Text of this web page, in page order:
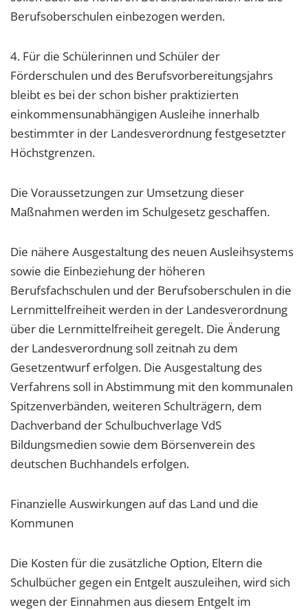
Berufsoberschulen einbezogen werden.
4. Für die Schülerinnen und Schüler der
Förderschulen und des Berufsvorbereitungsjahrs
bleibt es bei der schon bisher praktizierten
einkommensunabhängigen Ausleihe innerhalb
bestimmter in der Landesverordnung festgesetzter
Höchstgrenzen.
Die Voraussetzungen zur Umsetzung dieser
Maßnahmen werden im Schulgesetz geschaffen.
Die nähere Ausgestaltung des neuen Ausleihsystems
sowie die Einbeziehung der höheren
Berufsfachschulen und der Berufsoberschulen in die
Lernmittelfreiheit werden in der Landesverordnung
über die Lernmittelfreiheit geregelt. Die Änderung
der Landesverordnung soll zeitnah zu dem
Gesetzentwurf erfolgen. Die Ausgestaltung des
Verfahrens soll in Abstimmung mit den kommunalen
Spitzenverbänden, weiteren Schulträgern, dem
Dachverband der Schulbuchverlage VdS
Bildungsmedien sowie dem Börsenverein des
deutschen Buchhandels erfolgen.
Finanzielle Auswirkungen auf das Land und die
Kommunen
Die Kosten für die zusätzliche Option, Eltern die
Schulbücher gegen ein Entgelt auszuleihen, wird sich
wegen der Einnahmen aus diesem Entgelt im